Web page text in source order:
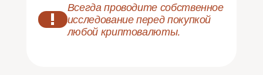
!
Всегда проводите собственное
исследование перед покупкой
любой криптовалюты.